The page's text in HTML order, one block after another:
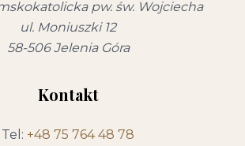
pw. św. Wojciecha
ul. Moniuszki 12
58-506 Jelenia Góra
Kontakt
Tel: +48 75 764 48 78